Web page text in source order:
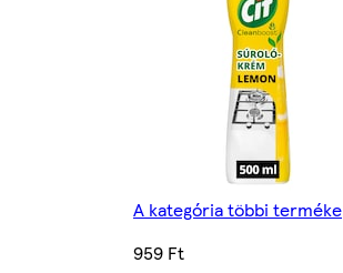
A kategória többi terméke
959 Ft